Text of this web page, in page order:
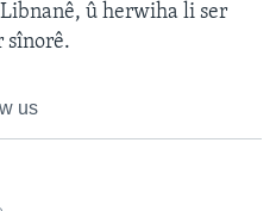
û herwiha li ser
sînorê.
us